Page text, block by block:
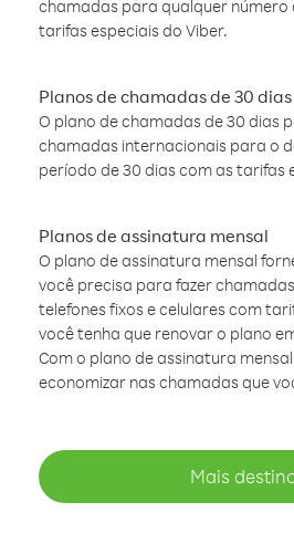
chamadas para qualquer número
tarifas especiais do Viber.
Planos de chamadas de 30 dias
O plano de chamadas de 30 dias
chamadas internacionais para o
período de 30 dias com as tarifas
Planos de assinatura mensal
O plano de assinatura mensal
você precisa para fazer
telefones fixos e celulares com
você tenha que renovar o plano
Com o plano de assinatura
economizar nas chamadas que
Mais